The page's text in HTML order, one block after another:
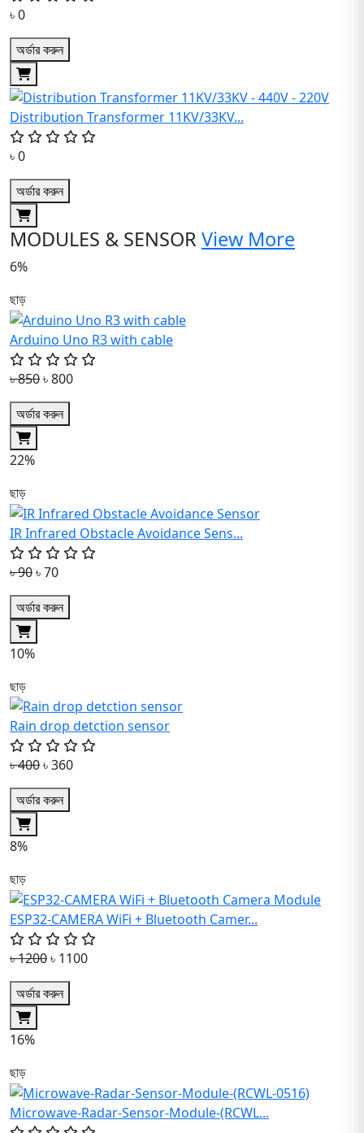
৳ 0
অর্ডার করুন
Distribution Transformer 11KV/33KV...
৳ 0
অর্ডার করুন
MODULES & SENSOR View More
6%
ছাড়
Arduino Uno R3 with cable
৳ 850৳ 800
অর্ডার করুন
22%
ছাড়
IR Infrared Obstacle Avoidance Sens...
৳ 90৳ 70
অর্ডার করুন
10%
ছাড়
Rain drop detction sensor
৳ 400৳ 360
অর্ডার করুন
8%
ছাড়
ESP32-CAMERA WiFi + Bluetooth Camer...
৳ 1200৳ 1100
অর্ডার করুন
16%
ছাড়
Microwave-Radar-Sensor-Module-(RCWL...